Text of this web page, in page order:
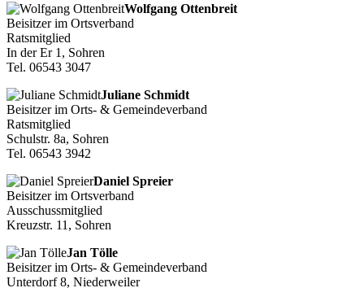
Wolfgang Ottenbreit
Beisitzer im Ortsverband
Ratsmitglied
In der Er 1, Sohren
Tel. 06543 3047
Juliane Schmidt
Beisitzer im Orts- & Gemeindeverband
Ratsmitglied
Schulstr. 8a, Sohren
Tel. 06543 3942
Daniel Spreier
Beisitzer im Ortsverband
Ausschussmitglied
Kreuzstr. 11, Sohren
Jan Tölle
Beisitzer im Orts- & Gemeindeverband
Unterdorf 8, Niederweiler